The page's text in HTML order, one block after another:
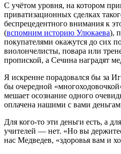
С учётом уровня, на котором
приватизационных сделках
беспрецедентного внимания к
(вспомним историю Улюкаева),
покупателями окажутся до сих
виолончелисты, повара или
пропиской, а Сечина наградят
Я искренне порадовался бы за
бы очередной
мешает осознание одного
оплачена нашими с вами
Для кого-то эти деньги есть, а
учителей — нет. «Но вы
нас Медведев, «здоровья вам и